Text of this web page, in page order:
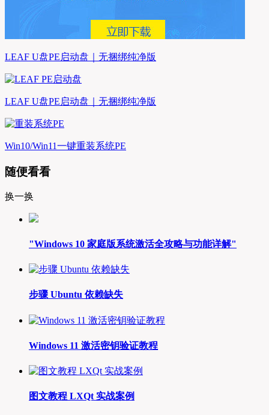
LEAF U盘PE启动盘｜无捆绑纯净版
LEAF U盘PE启动盘｜无捆绑纯净版
Win10/Win11一键重装系统PE
随便看看
换一换
"Windows 10 家庭版系统激活全攻略与功能详解"
步骤 Ubuntu 依赖缺失
Windows 11 激活密钥验证教程
图文教程 LXQt 实战案例